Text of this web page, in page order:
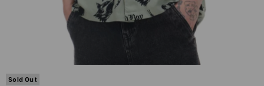
Sold Out